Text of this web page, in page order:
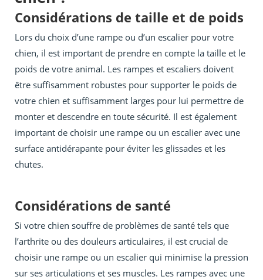
Considérations de taille et de poids
Lors du choix d’une rampe ou d’un escalier pour votre
chien, il est important de prendre en compte la taille et le
poids de votre animal. Les rampes et escaliers doivent
être suffisamment robustes pour supporter le poids de
votre chien et suffisamment larges pour lui permettre de
monter et descendre en toute sécurité. Il est également
important de choisir une rampe ou un escalier avec une
surface antidérapante pour éviter les glissades et les
chutes.
Considérations de santé
Si votre chien souffre de problèmes de santé tels que
l’arthrite ou des douleurs articulaires, il est crucial de
choisir une rampe ou un escalier qui minimise la pression
sur ses articulations et ses muscles. Les rampes avec une